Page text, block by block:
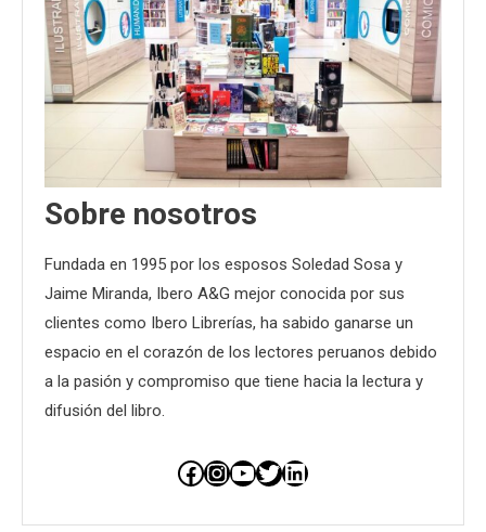
Sobre nosotros
Fundada en 1995 por los esposos Soledad Sosa y
Jaime Miranda, Ibero A&G mejor conocida por sus
clientes como Ibero Librerías, ha sabido ganarse un
espacio en el corazón de los lectores peruanos debido
a la pasión y compromiso que tiene hacia la lectura y
difusión del libro.
Facebook
Instagram
YouTube
Twitter
LinkedIn